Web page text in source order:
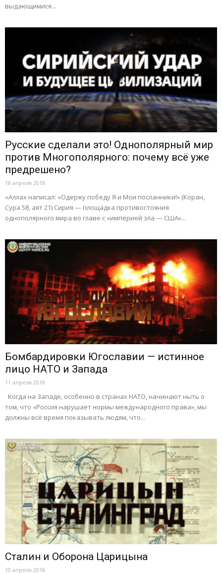
выдающимися...
Русские сделали это! Однополярный мир
против Многополярного: почему всё уже
предрешено?
18 апреля 2018
«Аллах написал: «Одержу победу Я и Мои посланники!» (Коран,
Сура 58, аят 21) Сирия — площадка противостояния
однополярного мира во главе с «империей зла — США»...
Бомбардировки Югославии — истинное
лицо НАТО и Запада
11 апреля 2018
Когда на Западе, особенно в странах НАТО, начинают ныть о
том, что «Россия нарушает нормы международного права», мы
должны всё время показывать людям, что...
Сталин и Оборона Царицына
10 апреля 2018